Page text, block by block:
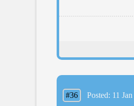
#36 Posted: 11